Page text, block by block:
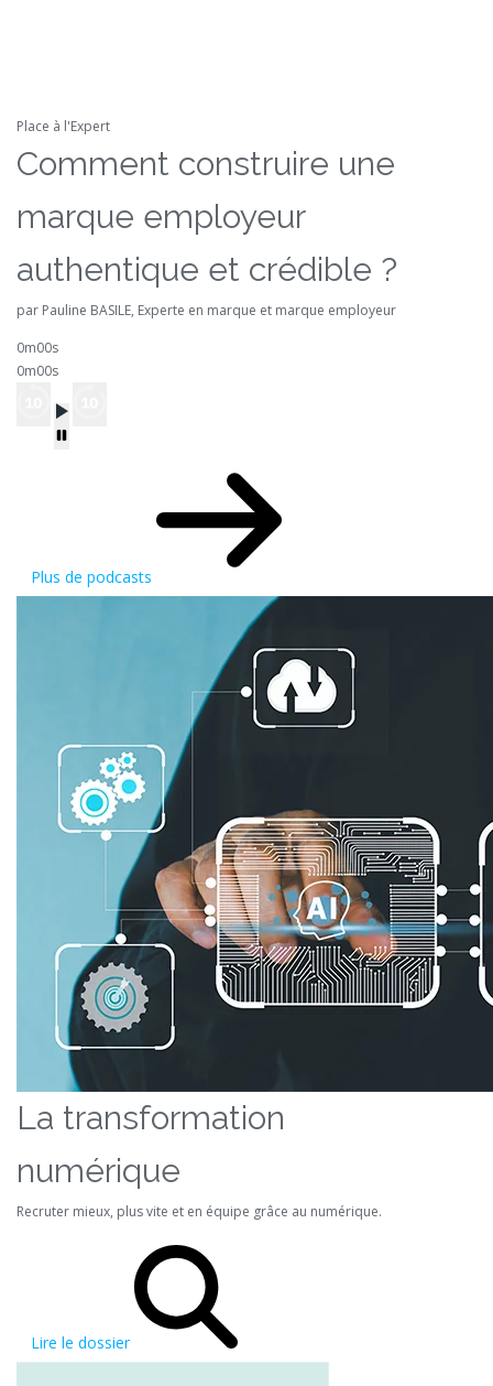
Place à l'Expert
Comment construire une
marque employeur
authentique et crédible ?
par Pauline BASILE, Experte en marque et marque employeur
0m00s
0m00s
Plus de podcasts
La transformation
numérique
Recruter mieux, plus vite et en équipe grâce au numérique.
Lire le dossier